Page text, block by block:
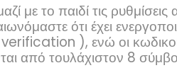
με το παιδί τις
ότι έχει
verification ), ενώ οι
από τουλάχιστον 8